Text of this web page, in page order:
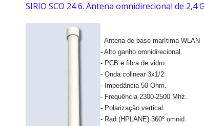
SIRIO SCO 24 6. Antena omnidirecional de
- Antena de base marítima WLAN
- Alto ganho omnidirecional.
- PCB e fibra de vidro.
- Onda colinear 3x1/2.
- Impedância 50 Ohm.
- Frequência 2300-2500 Mhz.
- Polarização vertical.
- Rad.(HPLANE) 360º omnid.